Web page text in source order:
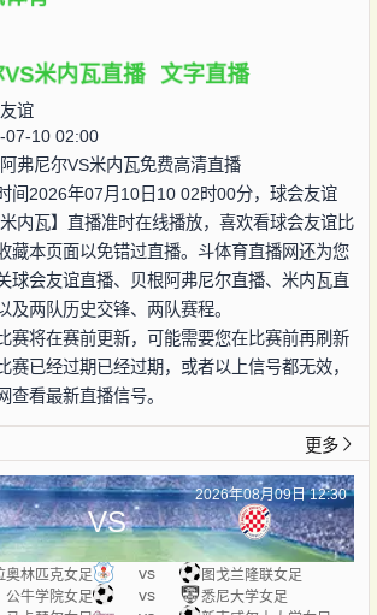
米内瓦直播 文字直播
谊
07-10 02:00
弗尼尔VS米内瓦免费高清直播
间2026年07月10日10 02时00分，球会友谊
米内瓦】直播准时在线播放，喜欢看球会友谊比
藏本页面以免错过直播。斗体育直播网还为您
球会友谊直播、贝根阿弗尼尔直播、米内瓦直
及两队历史交锋、两队赛程。
赛将在赛前更新，可能需要您在比赛前再刷新
赛已经过期已经过期，或者以上信号都无效，
查看最新直播信号。
更多
2026年08月09日 12:30
VS
奥林匹克女足 vs
图戈兰隆联女足
公牛学院女足 vs
悉尼大学女足